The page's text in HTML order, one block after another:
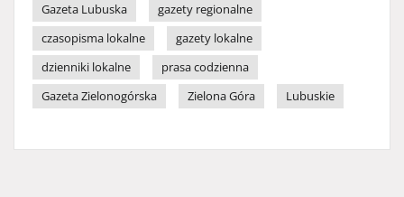
Gazeta Lubuska
gazety regionalne
czasopisma lokalne
gazety lokalne
dzienniki lokalne
prasa codzienna
Gazeta Zielonogórska
Zielona Góra Lubuskie